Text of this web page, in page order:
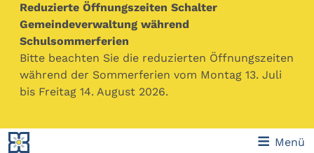
Reduzierte Öffnungszeiten Schalter
Gemeindeverwaltung während
Schulsommerferien
Bitte beachten Sie die reduzierten Öffnungszeiten
während der Sommerferien vom Montag 13. Juli
bis Freitag 14. August 2026.
Menü
Ein bewussterer Umgang mit unseren Ressourcen
einerseits im Bezug von Energie, Wasser und Wärme
sowie beim und nach dem Verbrauch in Form von
sorgfältig getrenntem und recycletem Abfall sind auch
in Kilchberg zentrale Themen. Tragen wir Sorge zu